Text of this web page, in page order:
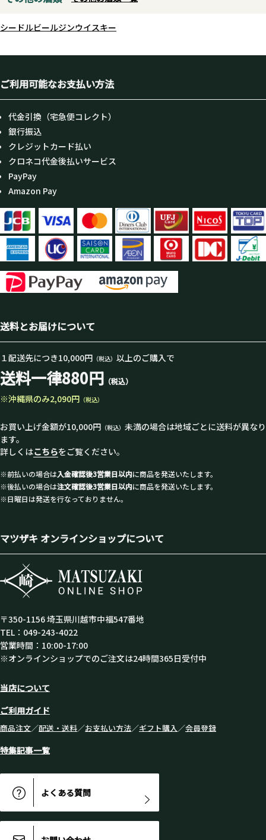
シードルビールジンウイスキー
ご利用可能なお支払い方法
代金引換（宅急便コレクト）
銀行振込
クレジットカード払い
クロネコ代金後払いサービス
PayPay
Amazon Pay
送料とお届けについて
１配送先につき10,000円 （税込） 以上のご購入で
送料一律880円 （税込）
※沖縄県のみ2,090円 （税込）
お買い上げ金額が10,000円 （税込） 未満の場合は地域ごとに送料が異なり
ます。
詳しくはこちらをご覧ください。
※前払いの場合は入金確認後3営業日以内に商品を発送いたします。
※後払いの場合は注文確認後3営業日以内に商品を発送いたします。
※日曜日は発送を行なっておりません。
マツザキ オンラインショップについて
〒350-1156 埼玉県川越市中福547番地
TEL：049-243-4022
営業時間：10:00-17:00
※オンラインショップでのご注文は24時間365日受付中
当店について
ご利用ガイド
商品注文／配送・送料／お支払い方法／ギフト購入／会員登録
特集記事一覧
よくある質問